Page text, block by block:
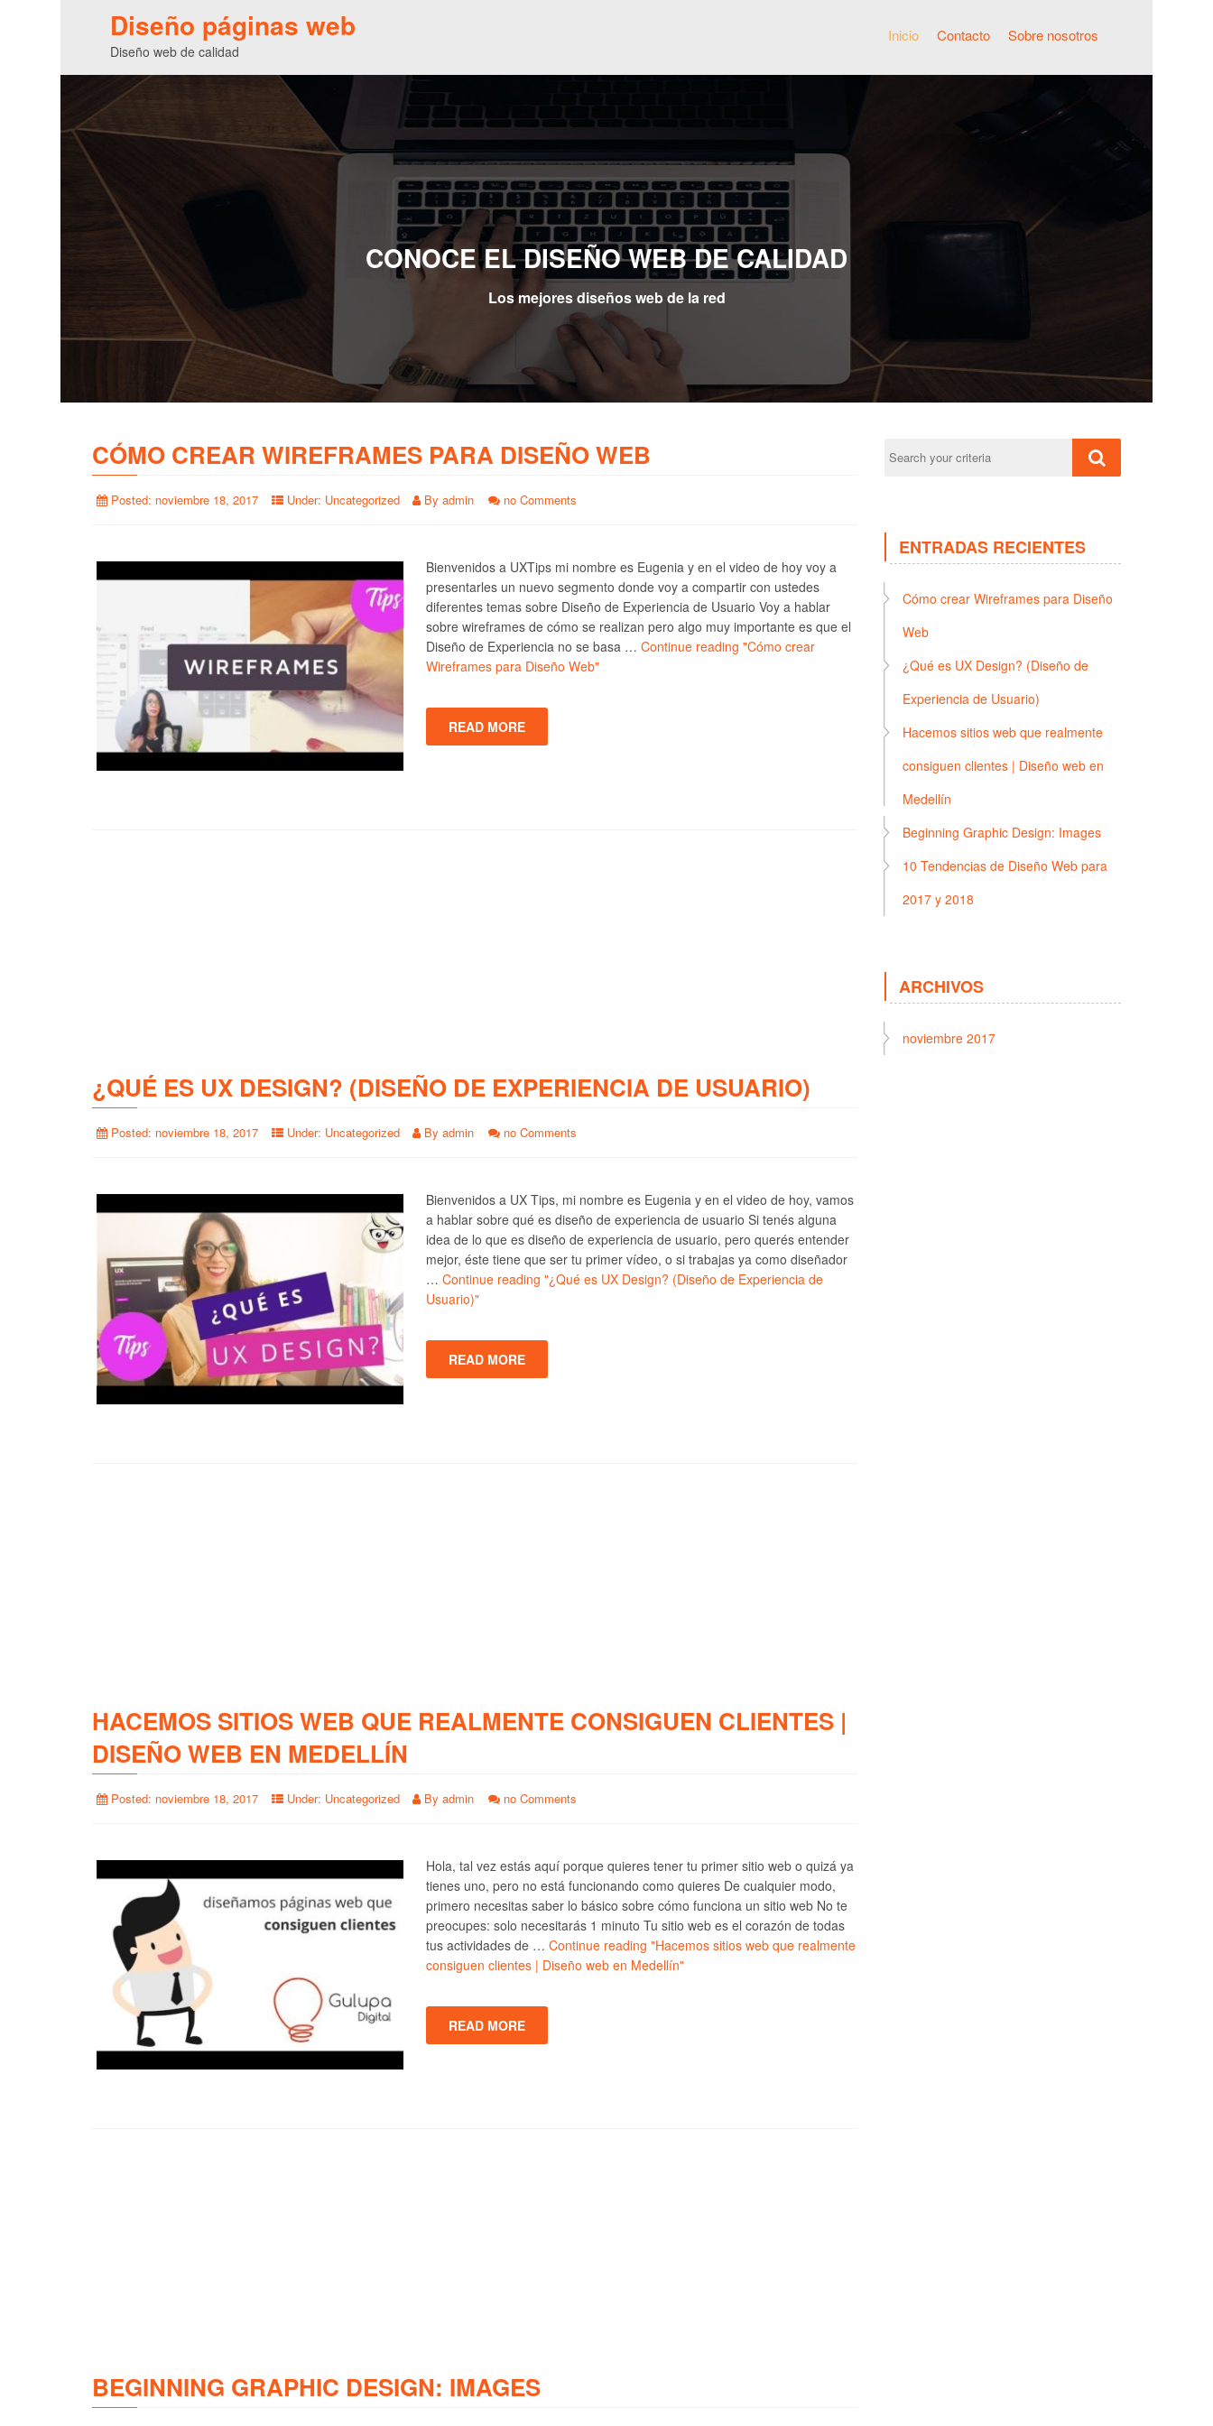
Diseño páginas web
Diseño web de calidad
Inicio Contacto Sobre nosotros
CONOCE EL DISEÑO WEB DE CALIDAD
Los mejores diseños web de la red
CÓMO CREAR WIREFRAMES PARA DISEÑO WEB
Posted: noviembre 18, 2017 Under: Uncategorized By admin no Comments
Bienvenidos a UXTips mi nombre es Eugenia y en el video de hoy voy a
presentarles un nuevo segmento donde voy a compartir con ustedes
diferentes temas sobre Diseño de Experiencia de Usuario Voy a hablar
sobre wireframes de cómo se realizan pero algo muy importante es que el
Diseño de Experiencia no se basa … Continue reading "Cómo crear
Wireframes para Diseño Web"
READ MORE
¿QUÉ ES UX DESIGN? (DISEÑO DE EXPERIENCIA DE USUARIO)
Posted: noviembre 18, 2017 Under: Uncategorized By admin no Comments
Bienvenidos a UX Tips, mi nombre es Eugenia y en el video de hoy, vamos
a hablar sobre qué es diseño de experiencia de usuario Si tenés alguna
idea de lo que es diseño de experiencia de usuario, pero querés entender
mejor, éste tiene que ser tu primer vídeo, o si trabajas ya como diseñador
… Continue reading "¿Qué es UX Design? (Diseño de Experiencia de
Usuario)"
READ MORE
HACEMOS SITIOS WEB QUE REALMENTE CONSIGUEN CLIENTES |
DISEÑO WEB EN MEDELLÍN
Posted: noviembre 18, 2017 Under: Uncategorized By admin no Comments
Hola, tal vez estás aquí porque quieres tener tu primer sitio web o quizá ya
tienes uno, pero no está funcionando como quieres De cualquier modo,
primero necesitas saber lo básico sobre cómo funciona un sitio web No te
preocupes: solo necesitarás 1 minuto Tu sitio web es el corazón de todas
tus actividades de … Continue reading "Hacemos sitios web que realmente
consiguen clientes | Diseño web en Medellín"
READ MORE
BEGINNING GRAPHIC DESIGN: IMAGES
ENTRADAS RECIENTES
Cómo crear Wireframes para Diseño
Web
¿Qué es UX Design? (Diseño de
Experiencia de Usuario)
Hacemos sitios web que realmente
consiguen clientes | Diseño web en
Medellín
Beginning Graphic Design: Images
10 Tendencias de Diseño Web para
2017 y 2018
ARCHIVOS
noviembre 2017